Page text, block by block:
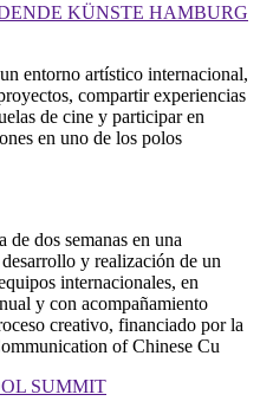
KÜNSTE HAMBURG
entorno artístico internacional,
compartir experiencias
de cine y participar en
en uno de los polos
dos semanas en una
y realización de un
internacionales, en
y con acompañamiento
creativo, financiado por la
of Chinese Cu
SUMMIT